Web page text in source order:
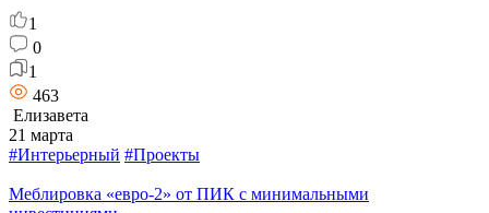
1
0
1
463
Елизавета
21 марта
#Интерьерный #Проекты
Меблировка «евро-2» от ПИК с минимальными